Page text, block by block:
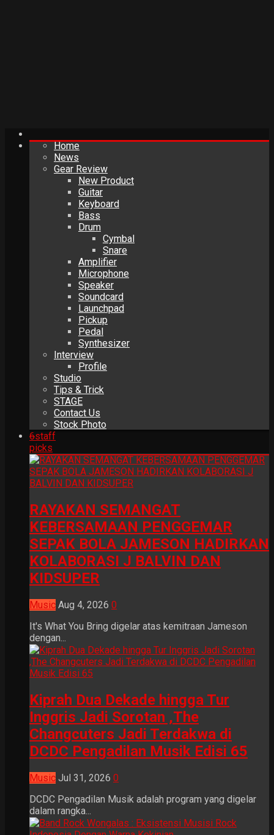
Home
News
Gear Review
New Product
Guitar
Keyboard
Bass
Drum
Cymbal
Snare
Amplifier
Microphone
Speaker
Soundcard
Launchpad
Pickup
Pedal
Synthesizer
Interview
Profile
Studio
Tips & Trick
STAGE
Contact Us
Stock Photo
6staff
picks
RAYAKAN SEMANGAT
KEBERSAMAAN PENGGEMAR
SEPAK BOLA JAMESON HADIRKAN
KOLABORASI J BALVIN DAN
KIDSUPER
Music Aug 4, 2026 0
It's What You Bring digelar atas kemitraan Jameson
dengan...
Kiprah Dua Dekade hingga Tur
Inggris Jadi Sorotan ,The
Changcuters Jadi Terdakwa di
DCDC Pengadilan Musik Edisi 65
Music Jul 31, 2026 0
DCDC Pengadilan Musik adalah program yang digelar
dalam rangka...